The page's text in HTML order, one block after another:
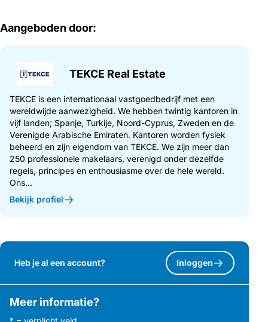
Aangeboden door:
TEKCE Real Estate
TEKCE is een internationaal vastgoedbedrijf met een
wereldwijde aanwezigheid. We hebben twintig kantoren in
vijf landen; Spanje, Turkije, Noord-Cyprus, Zweden en de
Verenigde Arabische Emiraten. Kantoren worden fysiek
beheerd en zijn eigendom van TEKCE. We zijn meer dan
250 professionele makelaars, verenigd onder dezelfde
regels, principes en enthousiasme over de hele wereld.
Ons...
Bekijk profiel
Heb je al een account? Inloggen
Meer informatie?